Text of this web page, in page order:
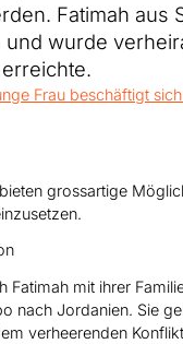
Fatimah aus
und wurde
grossartige
Fatimah mit ihrer
nach Jordanien. Sie
verheerenden